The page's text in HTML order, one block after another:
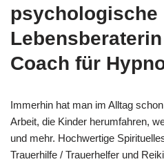
psychologische
Coach für
Immerhin hat man im Alltag
Arbeit, die Kinder herumfahren,
und mehr. Hochwertige
Trauerhilfe / Trauerhelfer und